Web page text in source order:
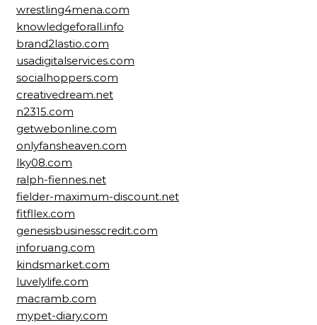
wrestling4mena.com
knowledgeforall.info
brand2lastio.com
usadigitalservices.com
socialhoppers.com
creativedream.net
n2315.com
getwebonline.com
onlyfansheaven.com
lky08.com
ralph-fiennes.net
fielder-maximum-discount.net
fitfllex.com
genesisbusinesscredit.com
inforuang.com
kindsmarket.com
luvelylife.com
macramb.com
mypet-diary.com